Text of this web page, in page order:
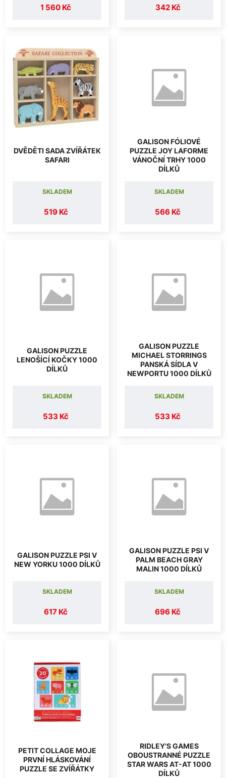
1 560 Kč 342 Kč
DVĚDĚTI SADA ZVÍŘÁTEK
SAFARI
519 Kč
SKLADEM
GALISON FÓLIOVÉ
PUZZLE JOY LAFORME
VÁNOČNÍ TRHY 1000
DÍLKŮ
566 Kč
SKLADEM
GALISON PUZZLE
LENOŠÍCÍ KOČKY 1000
DÍLKŮ
533 Kč
SKLADEM
GALISON PUZZLE
MICHAEL STORRINGS
PANSKÁ SÍDLA V
NEWPORTU 1000 DÍLKŮ
533 Kč
SKLADEM
GALISON PUZZLE PSI V
NEW YORKU 1000 DÍLKŮ
617 Kč
SKLADEM
GALISON PUZZLE PSI V
PALM BEACH GRAY
MALIN 1000 DÍLKŮ
696 Kč
SKLADEM
PETIT COLLAGE MOJE
PRVNÍ HLÁSKOVÁNÍ
PUZZLE SE ZVÍŘÁTKY
RIDLEY'S GAMES
OBOUSTRANNÉ PUZZLE
STAR WARS AT-AT 1000
DÍLKŮ